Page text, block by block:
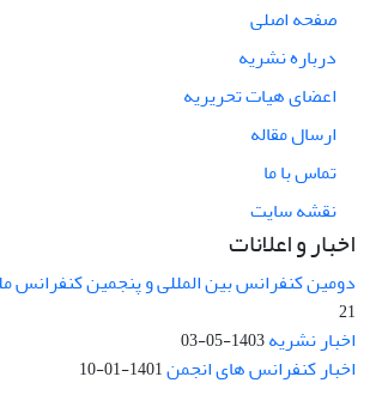
صفحه اصلی
درباره نشریه
اعضای هیات تحریریه
ارسال مقاله
تماس با ما
نقشه سایت
اخبار و اعلانات
دومین کنفرانس بین المللی و پنجمین کنفرانس
21
اخبار نشریه1403-05-03
اخبار کنفرانس های انجمن1401-01-10